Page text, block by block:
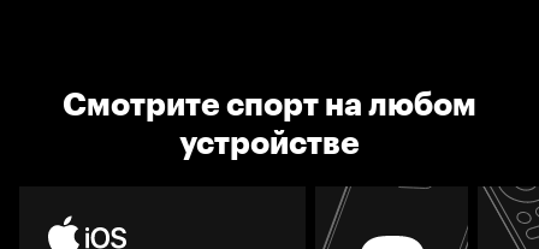
Смотрите спорт на любом
устройстве